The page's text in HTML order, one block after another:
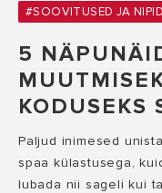
#SOOVITUSED JA NIPID
5
KODUSEKS
Paljud inimesed
spaa külastusega,
lubada nii sageli kui